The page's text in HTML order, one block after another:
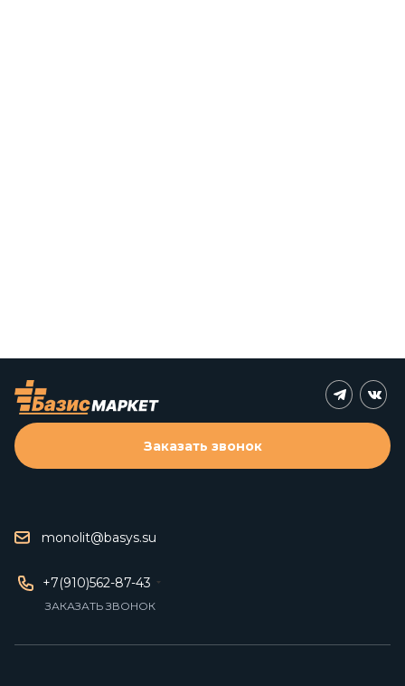
monolit@basys.su
+7(910)562-87-43
ЗАКАЗАТЬ ЗВОНОК
Заказать звонок